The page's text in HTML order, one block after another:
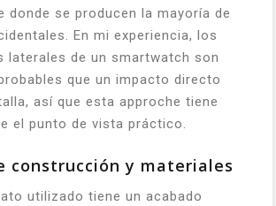
donde se producen la mayoría de
En mi experiencia, los
laterales de un smartwatch son
que un impacto directo
así que esta approche tiene
el punto de vista práctico.
construcción y materiales
utilizado tiene un acabado